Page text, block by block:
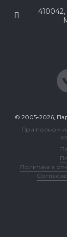
410042,
© 2005-2026,
При полном
Политика в